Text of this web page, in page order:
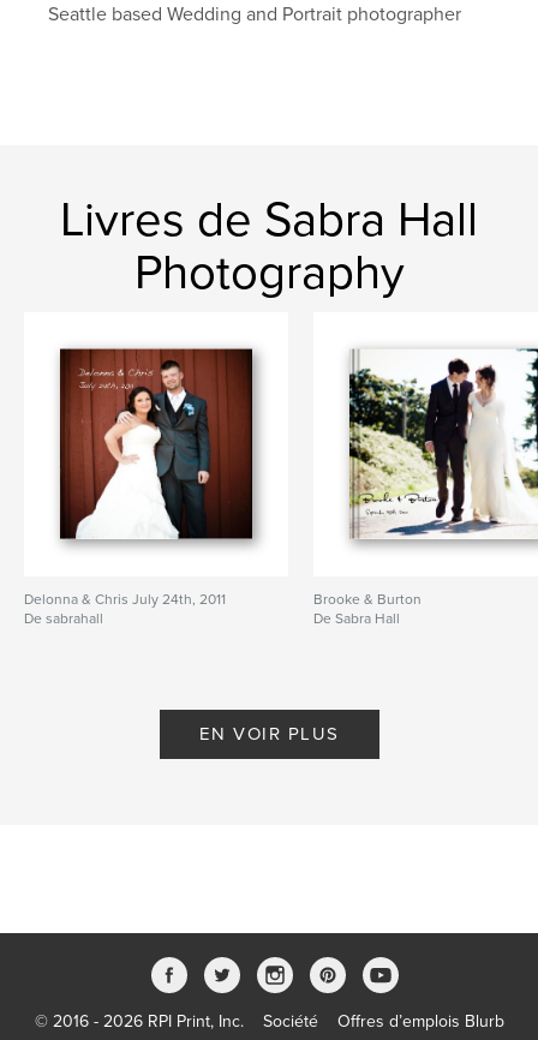
Seattle based Wedding and Portrait photographer
Livres de Sabra Hall
Photography
Delonna & Chris July 24th, 2011
De sabrahall
Brooke & Burton
De Sabra Hall
EN VOIR PLUS
© 2016 - 2026 RPI Print, Inc. Société Offres d’emplois Blurb